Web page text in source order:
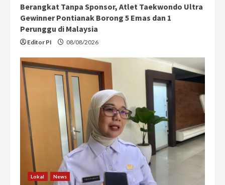
Berangkat Tanpa Sponsor, Atlet Taekwondo Ultra
Gewinner Pontianak Borong 5 Emas dan 1
Perunggu di Malaysia
Editor PI 08/08/2026
Lokal News